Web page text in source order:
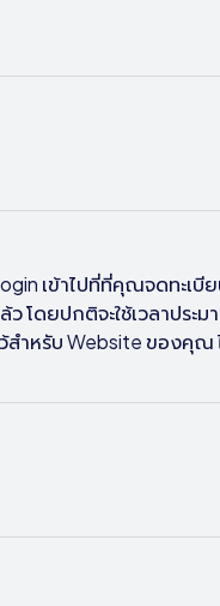
ข้าไปที่ที่คุณจดทะเบียน
ดยปกติจะใช้เวลาประ
สำหรับ Website ของคุณ